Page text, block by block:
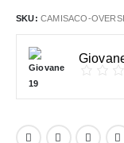
SKU: CAMISACO-